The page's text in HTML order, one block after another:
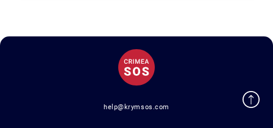
help@krymsos.com